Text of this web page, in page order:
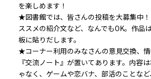
を楽しめます！
★図書館では、皆さんの投稿を大募集中
ススメの紹介文など、なんでもOK。作品
板に貼りだします。
★コーナー利用のみなさんの意見交換、
『交流ノート』が置いてあります。内容
ゃなく、ゲームや恋バナ、部活のことな